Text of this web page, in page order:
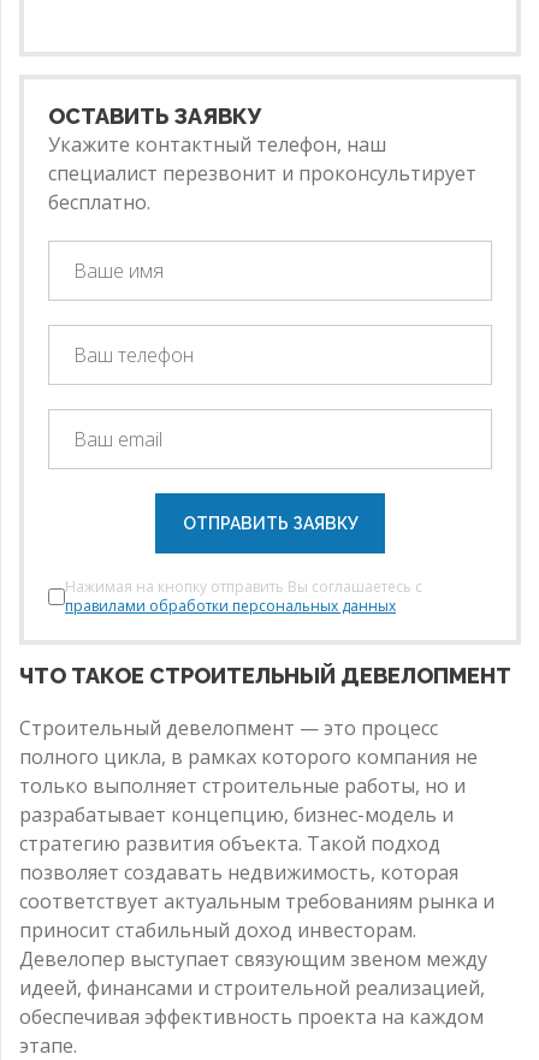
ОСТАВИТЬ ЗАЯВКУ
Укажите контактный телефон, наш
специалист перезвонит и проконсультирует
бесплатно.
ОТПРАВИТЬ ЗАЯВКУ
Нажимая на кнопку отправить Вы соглашаетесь с
правилами обработки персональных данных
ЧТО ТАКОЕ СТРОИТЕЛЬНЫЙ ДЕВЕЛОПМЕНТ
Строительный девелопмент — это процесс
полного цикла, в рамках которого компания не
только выполняет строительные работы, но и
разрабатывает концепцию, бизнес-модель и
стратегию развития объекта. Такой подход
позволяет создавать недвижимость, которая
соответствует актуальным требованиям рынка и
приносит стабильный доход инвесторам.
Девелопер выступает связующим звеном между
идеей, финансами и строительной реализацией,
обеспечивая эффективность проекта на каждом
этапе.